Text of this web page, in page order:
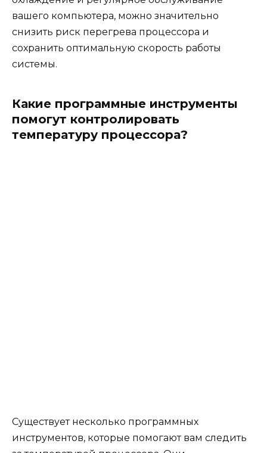
вашего компьютера, можно значительно
снизить риск перегрева процессора и
сохранить оптимальную скорость работы
системы.
Какие программные инструменты
помогут контролировать
температуру процессора?
Существует несколько программных
инструментов, которые помогают вам следить